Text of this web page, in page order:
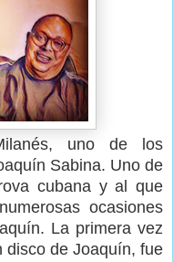
uno de los
Sabina. Uno de
cubana y al que
ocasiones
La primera vez
disco de Joaquín, fue